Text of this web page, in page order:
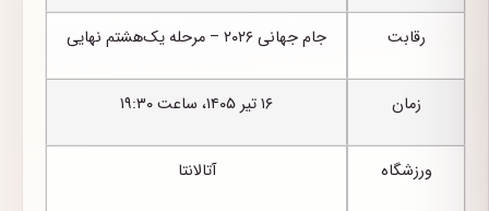
رقابت جام جهانی ۲۰۲۶ – مرحله یک‌هشتم نهایی
زمان ۱۶ تیر ۱۴۰۵، ساعت ۱۹:۳۰
ورزشگاه آتالانتا